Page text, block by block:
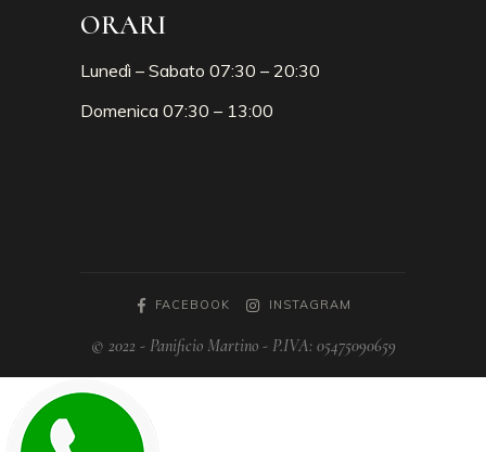
ORARI
Lunedì – Sabato 07:30 – 20:30
Domenica 07:30 – 13:00
FACEBOOK INSTAGRAM
© 2022 - Panificio Martino - P.IVA: 05475090659